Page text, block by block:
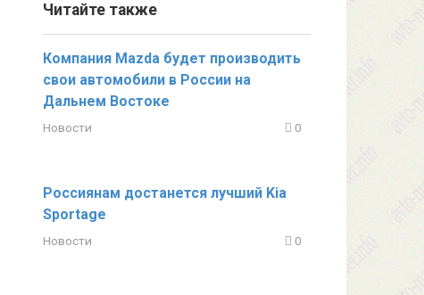
Читайте также
Компания Mazda будет производить
свои автомобили в России на
Дальнем Востоке
Новости 0
Россиянам достанется лучший Kia
Sportage
Новости 0